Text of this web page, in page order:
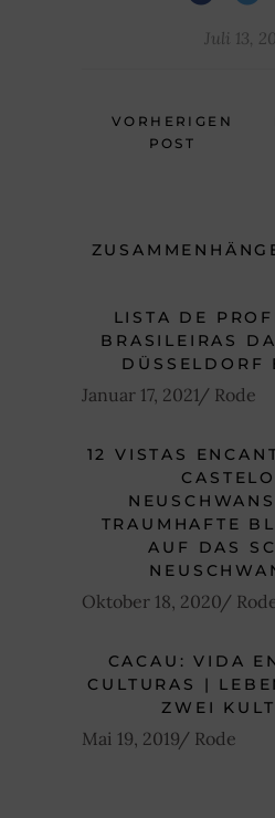
Juli 13,
VORHERIGEN
POST
LISTA DE
BRASILEIRAS
DÜSSELDORF
Januar 17, 2021 Rode
12 VISTAS
TRAUMHAFTE
AUF DAS
Oktober 18, 2020
CACAU: VIDA
CULTURAS |
ZWEI
Mai 19, 2019 Rode